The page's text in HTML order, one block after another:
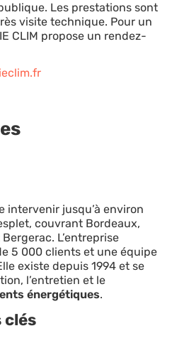
Les prestations sont
visite technique. Pour un
CLIM propose un rendez-
intervenir jusqu’à environ
couvrant Bordeaux,
L’entreprise
5 000 clients et une équipe
existe depuis 1994 et se
l’entretien et le
énergétiques.
clés